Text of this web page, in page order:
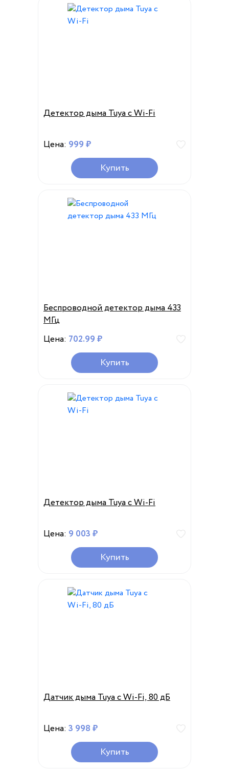
Детектор дыма Tuya с Wi-Fi
Цена: 999 ₽
Купить
Беспроводной детектор дыма 433
МГц
Цена: 702.99 ₽
Купить
Детектор дыма Tuya с Wi-Fi
Цена: 9 003 ₽
Купить
Датчик дыма Tuya с Wi-Fi, 80 дБ
Цена: 3 998 ₽
Купить